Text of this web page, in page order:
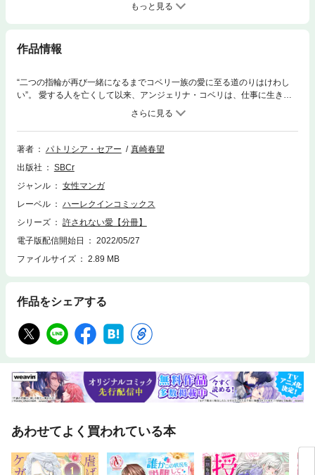
もっと見る
作品情報
“二つの指輪が再び一緒になるまでコベリ一族の愛に至る道のりはけわし
い”。 愛する人を亡くして以来、アンジェリナ・コベリは、仕事に生きて
いる。しかし、仕事で出会ったハンサムな大企業のＣＥＯジョン・ロッシ
によって、かたくなだった心がときほぐれていくのを感じていた。 彼が、
コベリ家に呪いをかけた一族の子孫であることを知りもせず。
著者
パトリシア・セアー
真崎春望
出版社
SBCr
ジャンル
女性マンガ
レーベル
ハーレクインコミックス
シリーズ
許されない愛【分冊】
電子版配信開始日
2022/05/27
ファイルサイズ
2.89 MB
作品をシェアする
あわせてよく買われている本